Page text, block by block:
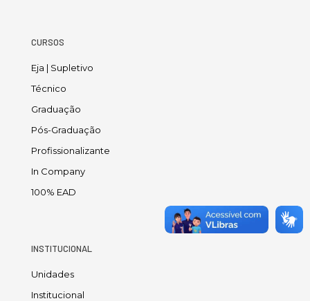
CURSOS
Eja | Supletivo
Técnico
Graduação
Pós-Graduação
Profissionalizante
In Company
100% EAD
INSTITUCIONAL
Unidades
Institucional